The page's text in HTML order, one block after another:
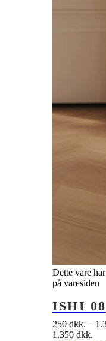
Dette vare
på varesiden
ISHI 08
250 dkk. –
1.350 dkk.